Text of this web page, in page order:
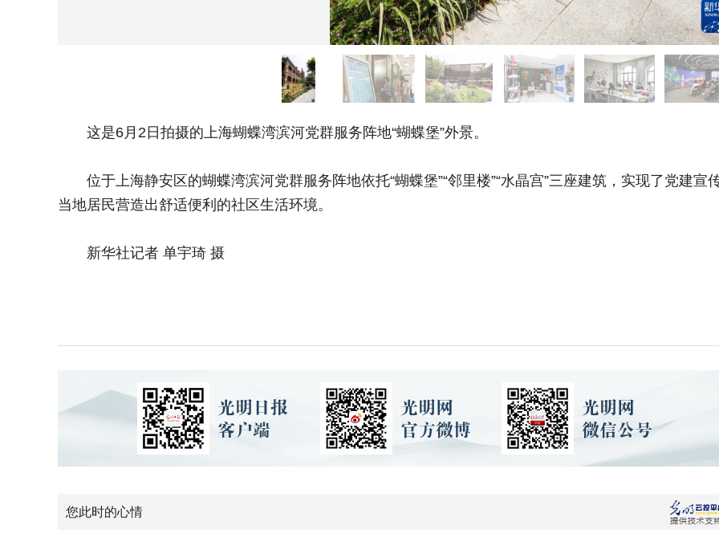
这是6月2日拍摄的上海蝴蝶湾滨河党群服务阵地“蝴蝶堡”外景。
位于上海静安区的蝴蝶湾滨河党群服务阵地依托“蝴蝶堡”“邻里楼”“水晶宫”三座建筑，实现了党建宣
当地居民营造出舒适便利的社区生活环境。
新华社记者 单宇琦 摄
您此时的心情